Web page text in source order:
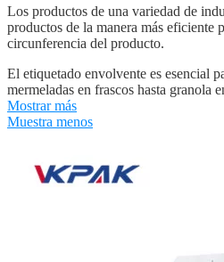
Los productos de una variedad de
productos de la manera más eficiente
circunferencia del producto.
El etiquetado envolvente es esencial
mermeladas en frascos hasta granola
etiquetan frecuentemente en grandes
VKPAK ofrece una amplia gama de
de estrella o no sincronizados con
Factores importantes para el
Dispensación precisa: no debe
Rendimiento del sistema que
Opciones atractivas: a
Mostrar más
Muestra menos